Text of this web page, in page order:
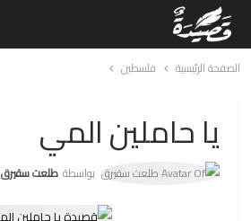
الصفحة الرئيسية فلسطين
يا حاملين المي
بواسطة طلعت سقيرق